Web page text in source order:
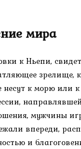
мира
к Ньепи,
несут к морю или
мужчины
впереди,
и